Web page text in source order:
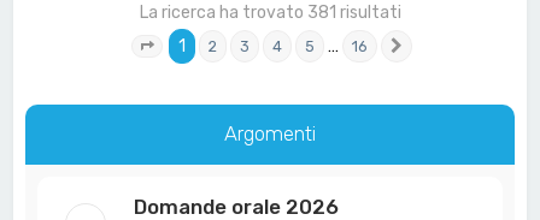
La ricerca ha trovato 381 risultati
Pagina1 16
1 2 3 4 5 … 16
Argomenti
Domande orale 2026